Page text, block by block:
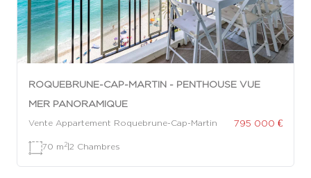
ROQUEBRUNE-CAP-MARTIN - PENTHOUSE VUE
MER PANORAMIQUE
Vente Appartement Roquebrune-Cap-Martin 795 000 €
70 m 2|2 Chambres